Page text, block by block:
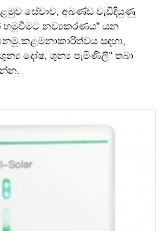
සේවාව, අඛණ්ඩ වැඩිදියුණු
හමුවීමට නව්‍යකරණය" යන
සඳහා,
දෝෂ, ශුන්‍ය පැමිණිලි" තබා